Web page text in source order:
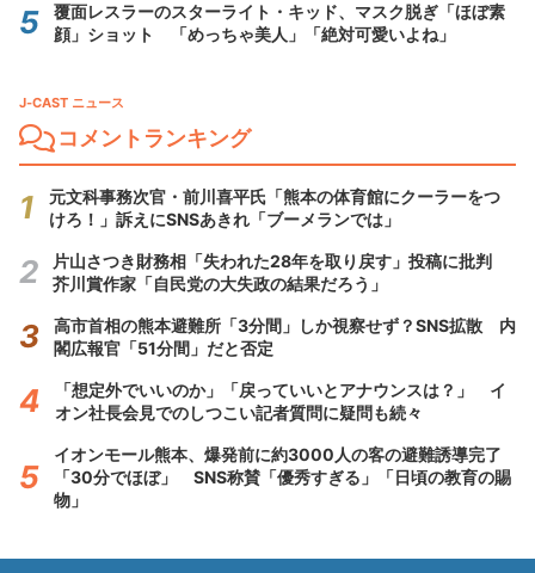
覆面レスラーのスターライト・キッド、マスク脱ぎ「ほぼ素
顔」ショット 「めっちゃ美人」「絶対可愛いよね」
J-CAST ニュース
コメントランキング
元文科事務次官・前川喜平氏「熊本の体育館にクーラーをつ
けろ！」訴えにSNSあきれ「ブーメランでは」
片山さつき財務相「失われた28年を取り戻す」投稿に批判
芥川賞作家「自民党の大失政の結果だろう」
高市首相の熊本避難所「3分間」しか視察せず？SNS拡散 内
閣広報官「51分間」だと否定
「想定外でいいのか」「戻っていいとアナウンスは？」 イ
オン社長会見でのしつこい記者質問に疑問も続々
イオンモール熊本、爆発前に約3000人の客の避難誘導完了
「30分でほぼ」 SNS称賛「優秀すぎる」「日頃の教育の賜
物」